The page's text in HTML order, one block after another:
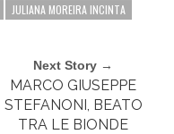
JULIANA MOREIRA INCINTA
Next Story →
MARCO GIUSEPPE
STEFANONI, BEATO
TRA LE BIONDE